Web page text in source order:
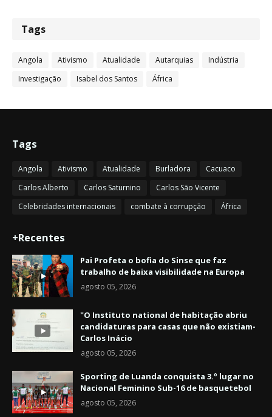
Tags
Angola Ativismo Atualidade Autarquias
Indústria
Investigação
Isabel dos Santos África
Tags
Angola Ativismo Atualidade Burladora
Cacuaco
Carlos Alberto
Carlos Saturnino
Carlos São Vicente
Celebridades internacionais
combate à corrupção África
+Recentes
Pai Profeta o bofia do Sinse que faz
trabalho de baixa visibilidade na Europa
agosto 05, 2026
"O Instituto national de habitação abriu
candidaturas para casas que não existiam-
Carlos Inácio
agosto 05, 2026
Sporting de Luanda conquista 3.º lugar no
Nacional Feminino Sub-16 de basquetebol
agosto 05, 2026